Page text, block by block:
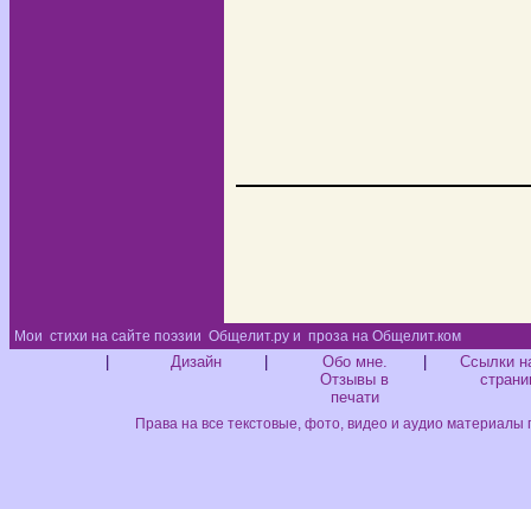
Мои стихи на сайте поэзии Общелит.ру и проза на Общелит.ком
Дизайн
Обо мне.
Отзывы в
печати
Ссылки
Права на все текстовые, фото, видео и аудио